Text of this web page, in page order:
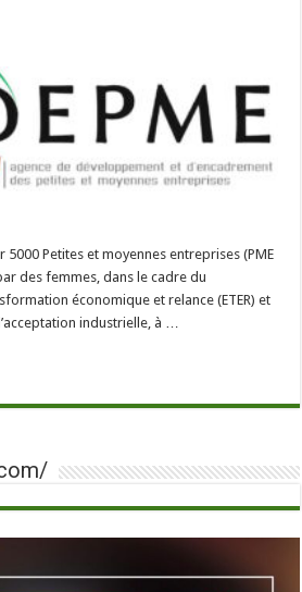
5000 Petites et moyennes entreprises (PME
des femmes, dans le cadre du
économique et relance (ETER) et
industrielle, à …